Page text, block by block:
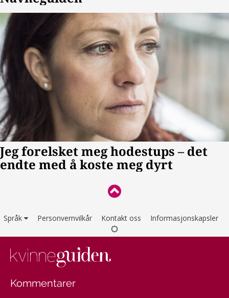
Språk Personvernvilkår Kontakt oss Informasjonskapsler
Kommentarer